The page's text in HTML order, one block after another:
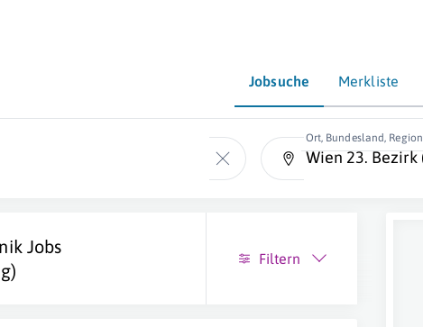
Jobsuche Merkliste
Ort, Bundesland, Region
Jobs
Filtern